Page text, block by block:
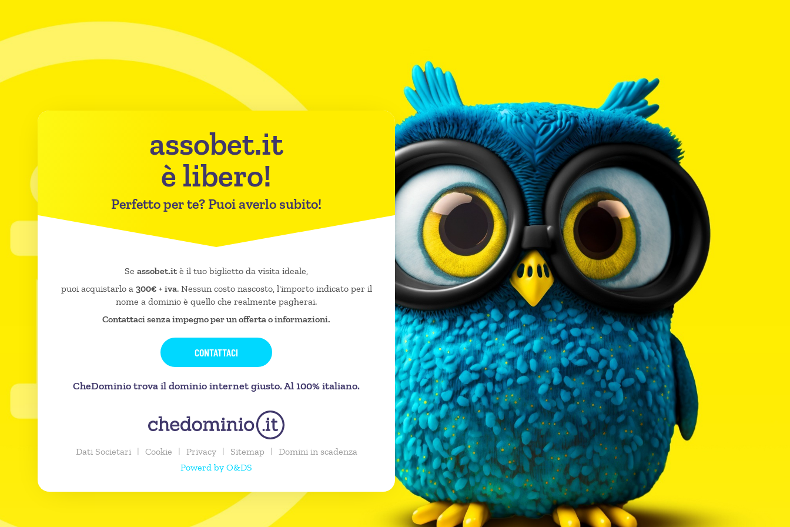
assobet.it
è libero!
Perfetto per te? Puoi averlo subito!
Se assobet.it è il tuo biglietto da visita ideale,
puoi acquistarlo a 300€ + iva. Nessun costo nascosto, l'importo indicato per il
nome a dominio è quello che realmente pagherai.
Contattaci senza impegno per un offerta o informazioni.
CONTATTACI
CheDominio trova il dominio internet giusto. Al 100% italiano.
Dati Societari | Cookie | Privacy | Sitemap | Domini in scadenza
Powerd by O&DS